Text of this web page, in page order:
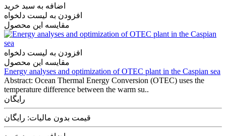
اضافه به سبد خرید
افزودن به لیست دلخواه
مقایسه این محصول
افزودن به لیست دلخواه
مقایسه این محصول
Energy analyses and optimization of OTEC plant in the Caspian sea
Abstract: Ocean Thermal Energy Conversion (OTEC) uses the
temperature difference between the warm su..
رایگان
قیمت بدون مالیات: رایگان